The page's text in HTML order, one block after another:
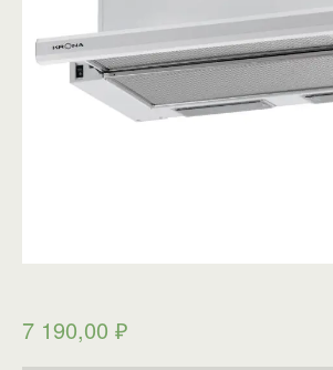
7 190,00 ₽